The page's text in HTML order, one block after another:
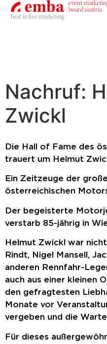
Nachruf:
Zwickl
Die Hall of Fame des
trauert um Helmut
Ein Zeitzeuge der
österreichischen
Der begeisterte
verstarb 85-jährig in
Helmut Zwickl war
Rindt, Nigel Mansell,
anderen Rennfahr-
auch aus einer kleinen
den gefragtesten
Monate vor
vergeben und die
Für dieses